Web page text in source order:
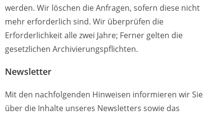
werden. Wir löschen die Anfragen, sofern diese nicht
mehr erforderlich sind. Wir überprüfen die
Erforderlichkeit alle zwei Jahre; Ferner gelten die
gesetzlichen Archivierungspflichten.
Newsletter
Mit den nachfolgenden Hinweisen informieren wir Sie
über die Inhalte unseres Newsletters sowie das